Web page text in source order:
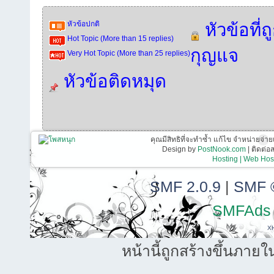
หัวข้อปกติ
Hot Topic (More than 15 replies)
Very Hot Topic (More than 25 replies)
หัวข้อที่
กุญแจ
หัวข้อติดหมุด
คุณมีสิทธิที่จะทำซ้ำ แก้ไข จำหน่ายจ่า
Design by PostNook.com| ติดต่อส
Hosting | Web
SMF 2.0.9 | SMF
SMFAds
หน้านี้ถูกสร้างขึ้นภายใ